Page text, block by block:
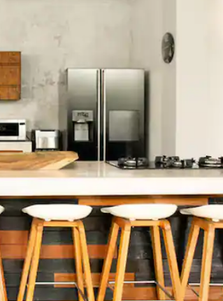
je de pijltjestoetsen omhoog en omlaag, óf